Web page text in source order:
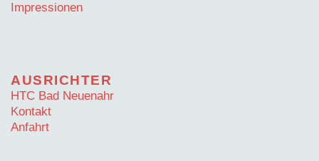
Impressionen
AUSRICHTER
HTC Bad Neuenahr
Kontakt
Anfahrt